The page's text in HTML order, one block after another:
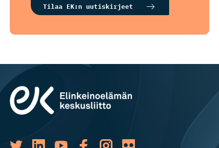
Tilaa EK:n uutiskirjeet